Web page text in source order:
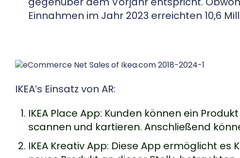
Einnahmen im Jahr 2023 erreichten 10,6
IKEA’s Einsatz von AR:
IKEA Place App: Kunden können ein
scannen und kartieren. Anschließend
IKEA Kreativ App: Diese App ermöglicht